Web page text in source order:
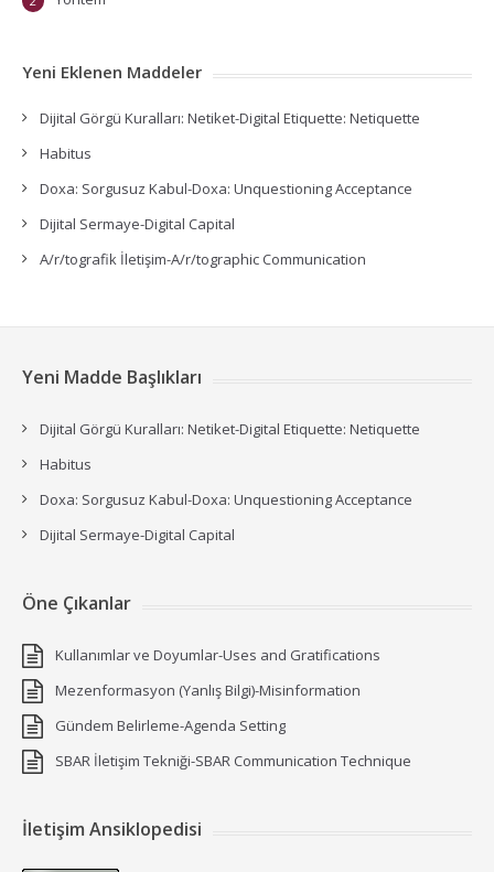
Yeni Eklenen Maddeler
Dijital Görgü Kuralları: Netiket-Digital Etiquette: Netiquette
Habitus
Doxa: Sorgusuz Kabul-Doxa: Unquestioning Acceptance
Dijital Sermaye-Digital Capital
A/r/tografik İletişim-A/r/tographic Communication
Yeni Madde Başlıkları
Dijital Görgü Kuralları: Netiket-Digital Etiquette: Netiquette
Habitus
Doxa: Sorgusuz Kabul-Doxa: Unquestioning Acceptance
Dijital Sermaye-Digital Capital
Öne Çıkanlar
Kullanımlar ve Doyumlar-Uses and Gratifications
Mezenformasyon (Yanlış Bilgi)-Misinformation
Gündem Belirleme-Agenda Setting
SBAR İletişim Tekniği-SBAR Communication Technique
İletişim Ansiklopedisi